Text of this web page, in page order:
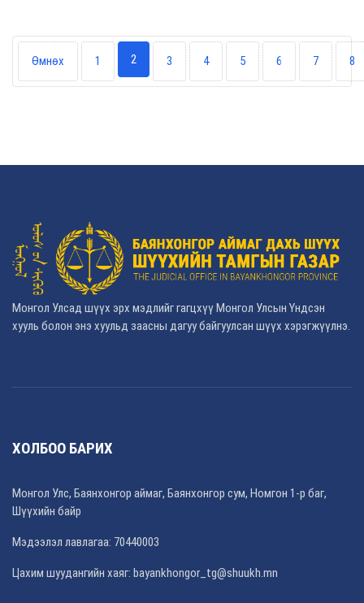
Өмнөх 1 2 3 4 5 6 7 8
Монгол Улсад шүүх эрх мэдлийг гагцхүү Монгол Улсын Үндсэн
хууль болон энэ хуульд заасны дагуу байгуулсан шүүх хэрэгжүүлнэ.
ХОЛБОО БАРИХ
Монгол Улс, Баянхонгор аймаг, Баянхонгор сум, Номгон 1-р баг,
Шүүхийн байр
Мэдээлэл лавлагаа: 70440003
Цахим шуудангийн хаяг: bayankhongor_tg@shuukh.mn